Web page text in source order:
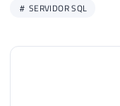
SERVIDOR SQL